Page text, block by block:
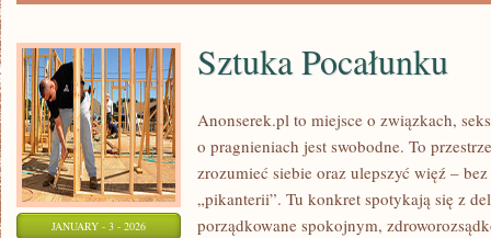
JANUARY - 3 - 2026
Sztuka Pocałunku
Anonserek.pl to miejsce o związkach,
o pragnieniach jest swobodne. To
zrozumieć siebie oraz ulepszyć więź –
„pikanterii”. Tu konkret spotykają się z
porządkowane spokojnym,